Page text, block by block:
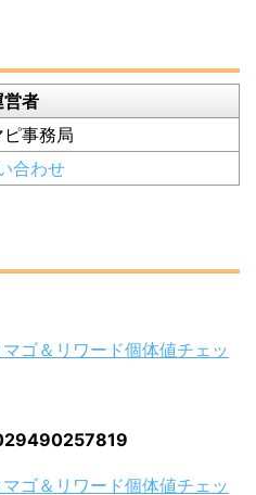
営者
事務局
合わせ
ゴ＆リワード個体値チェッ
ゴ＆リワード個体値チェッ